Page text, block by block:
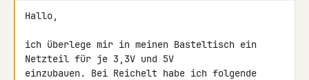
Hallo,
ich überlege mir in meinen Basteltisch ein
Netzteil für je 3,3V und 5V
einzubauen. Bei Reichelt habe ich folgende